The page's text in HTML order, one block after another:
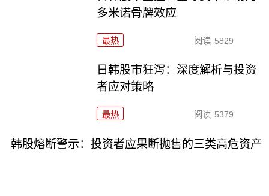
多米诺骨牌效应
最热 阅读 5829
日韩股市狂泻：深度解析与投资
者应对策略
最热 阅读 5379
韩股熔断警示：投资者应果断抛售的三类高危资产